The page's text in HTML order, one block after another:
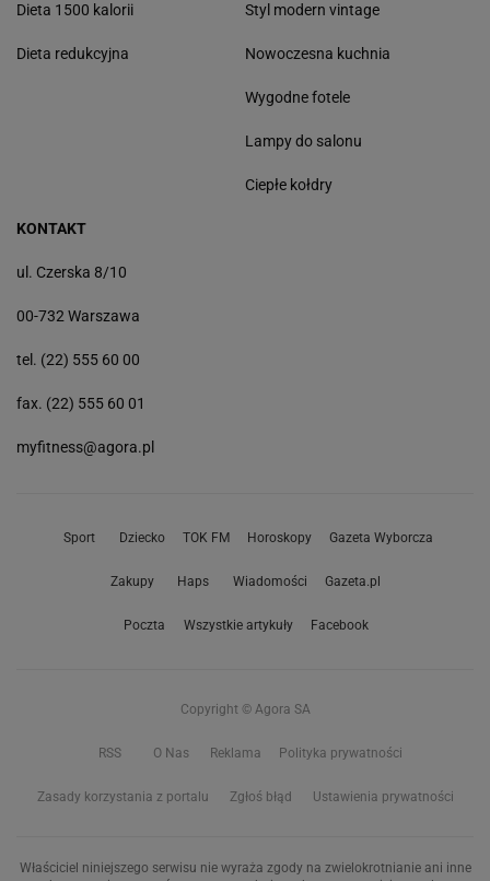
Dieta 1500 kalorii
Dieta redukcyjna
Styl modern vintage
Nowoczesna kuchnia
Wygodne fotele
Lampy do salonu
Ciepłe kołdry
KONTAKT
ul. Czerska 8/10
00-732 Warszawa
tel. (22) 555 60 00
fax. (22) 555 60 01
myfitness@agora.pl
Sport Dziecko TOK FM Horoskopy Gazeta Wyborcza
Zakupy Haps Wiadomości Gazeta.pl
Poczta Wszystkie artykuły Facebook
Copyright © Agora SA
RSS O Nas Reklama Polityka prywatności
Zasady korzystania z portalu Zgłoś błąd Ustawienia prywatności
Właściciel niniejszego serwisu nie wyraża zgody na zwielokrotnianie ani inne